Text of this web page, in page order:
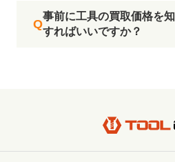
事前に工具の買取価格を
すればいいですか？